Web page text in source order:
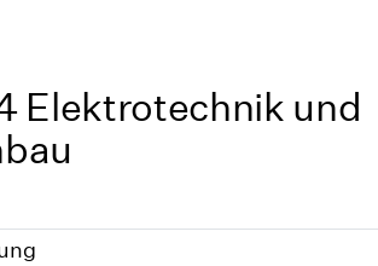
Elektrotechnik und